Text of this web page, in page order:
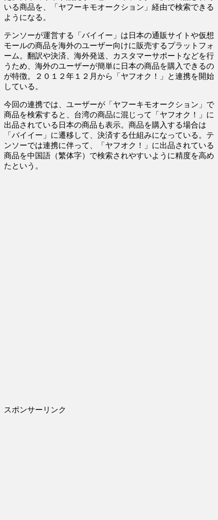
いる商品を、「ヤフーキモオークション」経由で検索できる
ようになる。
テンソーが運営する「バイイー」は日本の通販サイトや仮想
モールの商品を海外のユーザー向けに販売するプラットフォ
ーム。翻訳や決済、海外発送、カスタマーサポートなどを行
うため、海外のユーザーが簡単に日本の商品を購入できるの
が特徴。２０１２年１２月から「ヤフオク！」と連携を開始
している。
今回の連携では、ユーザーが「ヤフーキモオークション」で
商品を検索すると、台湾の商品に混じって「ヤフオク！」に
出品されている日本の商品も表示。商品を購入する場合は
「バイイー」に遷移して、決済する仕組みになっている。テ
ンソーでは連携に伴って、「ヤフオク！」に出品されている
商品を中国語（繁体字）で検索されやすいように精度を高め
たという。
スポンサーリンク